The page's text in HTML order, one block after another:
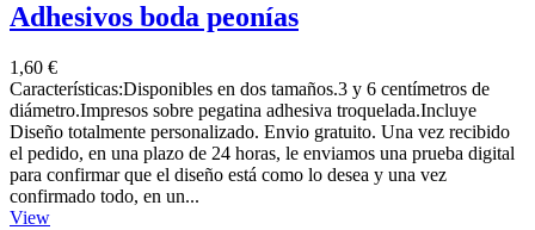
Adhesivos boda peonías
1,60 €
Características:Disponibles en dos tamaños.3 y 6 centímetros de
diámetro.Impresos sobre pegatina adhesiva troquelada.Incluye
Diseño totalmente personalizado. Envio gratuito. Una vez recibido
el pedido, en una plazo de 24 horas, le enviamos una prueba digital
para confirmar que el diseño está como lo desea y una vez
confirmado todo, en un...
View